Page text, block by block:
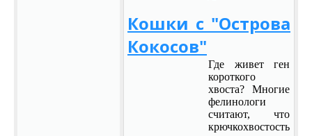
Кошки с "Острова
Кокосов"
Где живет ген
короткого
хвоста? Многие
фелинологи
считают, что
крючкохвостость